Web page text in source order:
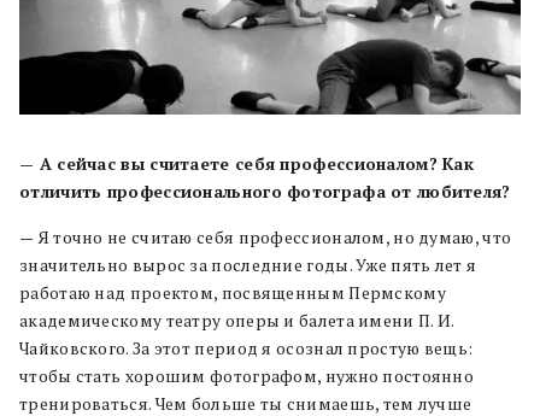
— А сейчас вы считаете себя профессионалом? Как
отличить профессионального фотографа от любителя?
— Я точно не считаю себя профессионалом, но думаю, что
значительно вырос за последние годы. Уже пять лет я
работаю над проектом, посвященным Пермскому
академическому театру оперы и балета имени П. И.
Чайковского. За этот период я осознал простую вещь:
чтобы стать хорошим фотографом, нужно постоянно
тренироваться. Чем больше ты снимаешь, тем лучше